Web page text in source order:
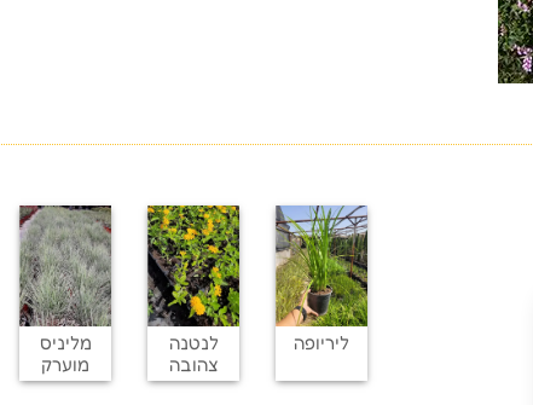
ליריופה
לנטנה
צהובה
מליניס
מוערק